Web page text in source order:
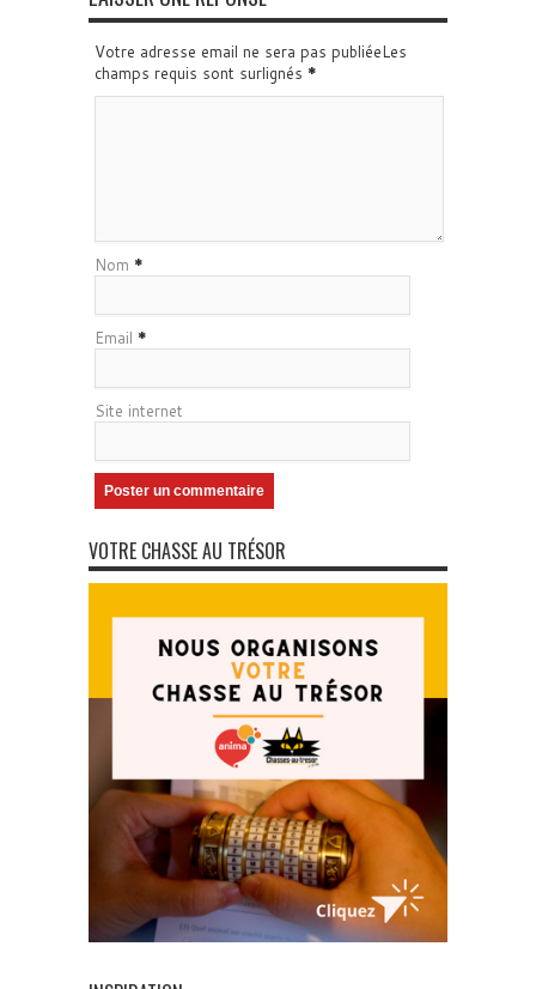
Votre adresse email ne sera pas publiéeLes
champs requis sont surlignés *
Nom *
Email *
Site internet
VOTRE CHASSE AU TRÉSOR